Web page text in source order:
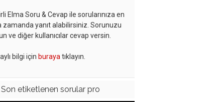
Elma Soru & Cevap ile sorularınıza en
zamanda yanıt alabilirsiniz. Sorunuzu
ve diğer kullanıcılar cevap versin.
bilgi için buraya tıklayın.
Son etiketlenen sorular pro